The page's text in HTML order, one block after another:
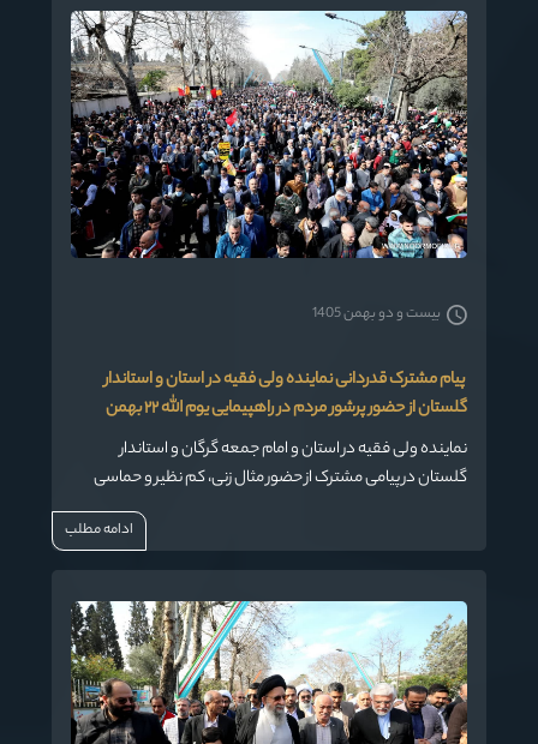
️ پیام مشترک قدردانی نماینده ولی فقیه در استان و استاندار
گلستان از حضور پرشور مردم در راهپیمایی یوم الله ۲۲ بهمن
نماینده ولی فقیه در استان و امام جمعه گرگان و استاندار
گلستان در پیامی مشترک از حضور مثال زنی، کم نظیر و حماسی
مردم قدرشناس استان گلستان اعم از شیعه و سنی در راهپیمایی
بیست و دو بهمن 1405
ادامه مطلب